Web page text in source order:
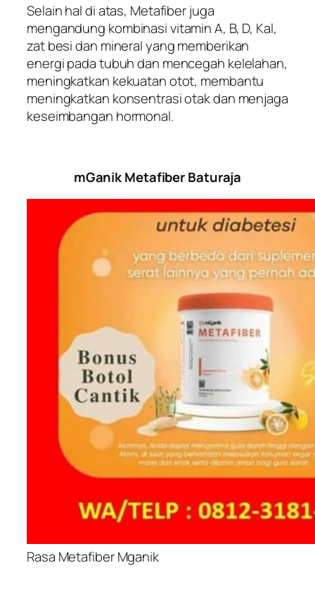
Selain hal di atas, Metafiber juga
mengandung kombinasi vitamin A, B, D, Kal,
zat besi dan mineral yang memberikan
energi pada tubuh dan mencegah kelelahan,
meningkatkan kekuatan otot, membantu
meningkatkan konsentrasi otak dan menjaga
keseimbangan hormonal.
mGanik Metafiber Baturaja
Rasa Metafiber Mganik